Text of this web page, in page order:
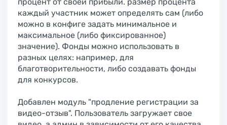
каждый участник может определять сам (либо
можно в конфиге задать минимальное и
максимальное (либо фиксированное)
значение). Фонды можно использовать в
разных целях: например, для
благотворительности, либо создавать фонды
для конкурсов.
Добавлен модуль "продление регистрации за
видео-отзыв". Пользователь загружает свое